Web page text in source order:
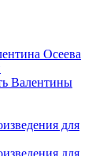
Осеева
Валентины
для
для